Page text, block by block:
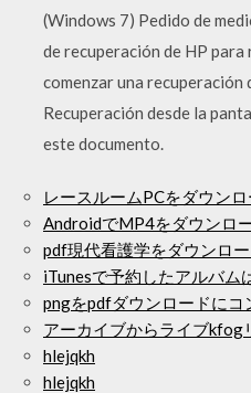
(Windows 7) Pedido de
de recuperación de HP
comenzar una recuperación
Recuperación desde la
este documento.
レースルームPCをダウンロ
AndroidでMP4をダウンロ
pdf現代看護学をダウンロ
iTunesで予約したアルバム
pngをpdfダウンロードにコ
アーカイブからライブkfog
hlejqkh
hlejqkh